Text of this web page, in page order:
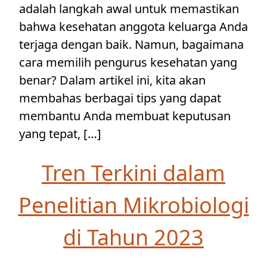
adalah langkah awal untuk memastikan
bahwa kesehatan anggota keluarga Anda
terjaga dengan baik. Namun, bagaimana
cara memilih pengurus kesehatan yang
benar? Dalam artikel ini, kita akan
membahas berbagai tips yang dapat
membantu Anda membuat keputusan
yang tepat, […]
Tren Terkini dalam
Penelitian Mikrobiologi
di Tahun 2023